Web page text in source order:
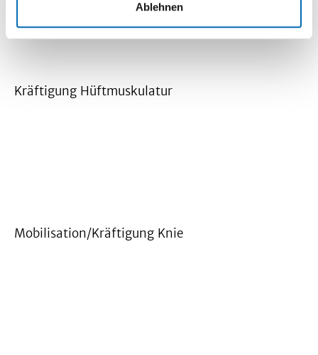
Ablehnen
Kräftigung Hüftmuskulatur
Mobilisation/Kräftigung Knie